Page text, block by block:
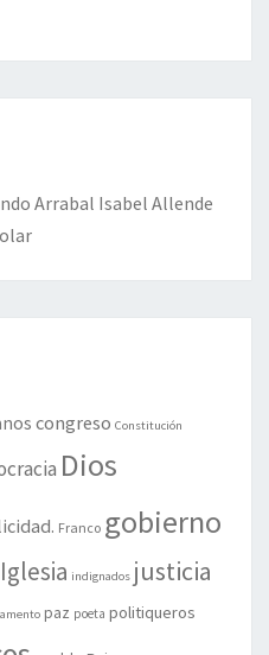
Arrabal Isabel Allende
congreso Constitución
Dios
Franco gobierno
Iglesia indignados justicia
paz poeta politiqueros